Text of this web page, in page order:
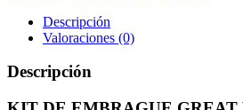
Descripción
Valoraciones (0)
Descripción